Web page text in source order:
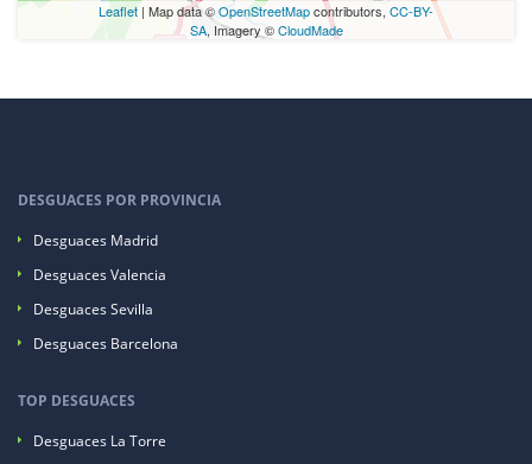
Leaflet | Map data ©OpenStreetMapcontributors, CC-BY-
SA, Imagery ©CloudMade
DESGUACES POR PROVINCIA
Desguaces Madrid
Desguaces Valencia
Desguaces Sevilla
Desguaces Barcelona
TOP DESGUACES
Desguaces La Torre